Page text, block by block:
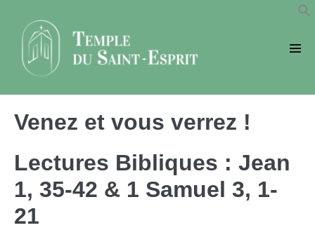
contenu
Venez et vous verrez !
Lectures Bibliques : Jean
1, 35-42 & 1 Samuel 3, 1-
21